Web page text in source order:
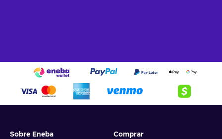
Sobre Eneba Comprar